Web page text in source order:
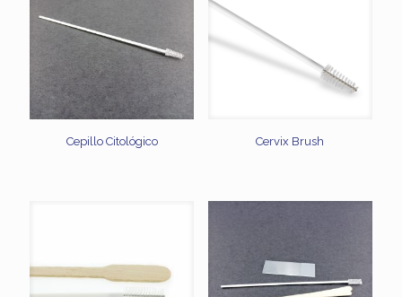
Cepillo Citológico Cervix Brush